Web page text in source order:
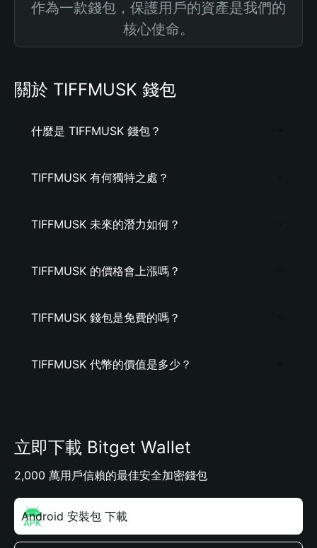
作為一款錢包，保護用戶的資產是我們的
核心使命。
關於 TIFFMUSK 錢包
什麼是 TIFFMUSK 錢包？
TIFFMUSK 有何獨特之處？
TIFFMUSK 未來的潛力如何？
TIFFMUSK 的價格會上漲嗎？
TIFFMUSK 錢包是免費的嗎？
TIFFMUSK 代幣的價值是多少？
立即下載 Bitget Wallet
2,000 萬用戶信賴的最佳安全加密錢包
Android 安裝包 下載